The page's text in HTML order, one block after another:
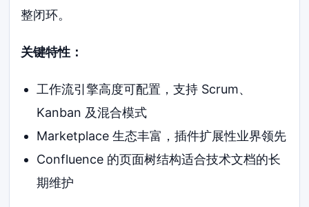
整闭环。
关键特性：
工作流引擎高度可配置，支持 Scrum、
Kanban 及混合模式
Marketplace 生态丰富，插件扩展性业界领先
Confluence 的页面树结构适合技术文档的长
期维护